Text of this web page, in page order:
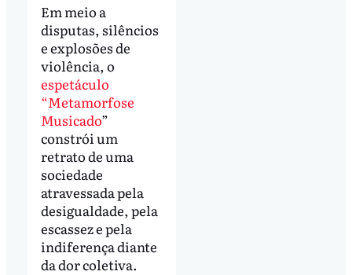
Em meio a
disputas, silêncios
e explosões de
violência, o
espetáculo
“Metamorfose
Musicado”
constrói um
retrato de uma
sociedade
atravessada pela
desigualdade, pela
escassez e pela
indiferença diante
da dor coletiva.